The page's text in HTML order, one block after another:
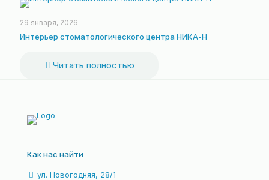
29 января, 2026
Интерьер стоматологического центра НИКА-Н
Читать полностью
Как нас найти
ул. Новогодняя, 28/1